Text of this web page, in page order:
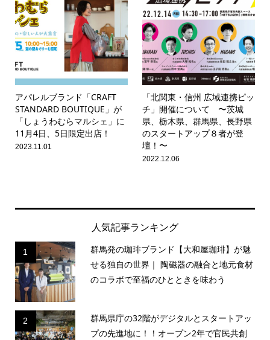
アパレルブランド「CRAFT
STANDARD BOUTIQUE」が
「しょうわむらマルシェ」に
11月4日、5日限定出店！
2023.11.01
「北関東・信州 広域連携ピッ
チ」開催について 〜茨城
県、栃木県、群馬県、長野県
のスタートアップ８者が登
壇！〜
2022.12.06
人気記事ランキング
1
群馬発の珈琲ブランド【大和屋珈琲】が魅
せる独自の世界｜ 陶磁器の融合と地元食材
のコラボで至福のひとときを味わう
2
群馬県庁の32階がデジタルとスタートアッ
プの先進地に！！オープン2年で官民共創